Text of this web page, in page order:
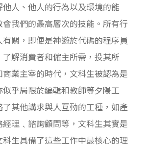
他人、他人的行為以及環境的能
會我們的最高層次的技能。所有行
關，即便是神遊於代碼的程序員
解消費者和僱主所需，投其所
業主宰的時代，文科生被認為是
似乎局限於編輯和教師等夕陽工
其他講求與人互動的工種，如產
理﹑諮詢顧問等，文科生其實是
科生具備了這些工作中最核心的理